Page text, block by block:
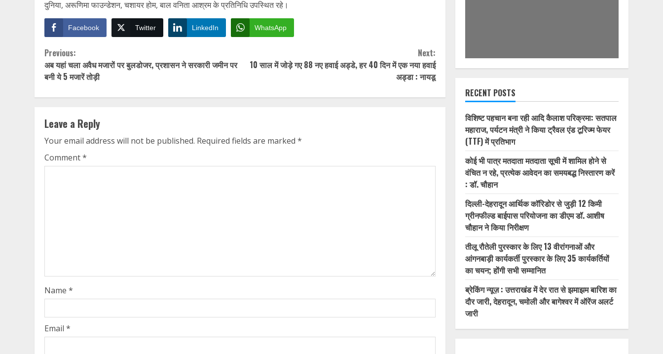
दुनिया, अरूणिमा फाउन्डेशन, चशायर होम, बाल वनिता आश्रम के प्रतिनिधि उपस्थित रहे।
Facebook Twitter LinkedIn WhatsApp
Continue
Reading
Previous:
अब यहां चला अवैध मजारों पर बुलडोजर, प्रशासन ने सरकारी जमीन पर
बनी ये 5 मजारें तोड़ी
Next:
10 साल में जोड़े गए 88 नए हवाई अड्डे, हर 40 दिन में एक नया हवाई
अड्डा : नायडू
Leave a Reply
Your email address will not be published. Required fields are marked *
Comment*
Name *
Email *
RECENT POSTS
विशिष्ट पहचान बना रही आदि कैलाश परिक्रमा: सतपाल
महाराज, पर्यटन मंत्री ने किया ट्रैवल एंड टूरिज्म फेयर
(TTF) में प्रतिभाग
कोई भी पात्र मतदाता मतदाता सूची में शामिल होने से
वंचित न रहे, प्रत्येक आवेदन का समयबद्ध निस्तारण करें
: डॉ. चौहान
दिल्ली-देहरादून आर्थिक कॉरिडोर से जुड़ी 12 किमी
ग्रीनफील्ड बाईपास परियोजना का डीएम डॉ. आशीष
चौहान ने किया निरीक्षण
तीलू रौतेली पुरस्कार के लिए 13 वीरांगनाओं और
आंगनबाड़ी कार्यकर्ती पुरस्कार के लिए 35 कार्यकर्तियों
का चयन; होंगी सभी सम्मानित
ब्रेकिंग न्यूज़ : उत्तराखंड में देर रात से झमाझम बारिश का
दौर जारी, देहरादून, चमोली और बागेश्वर में ऑरेंज अलर्ट
जारी